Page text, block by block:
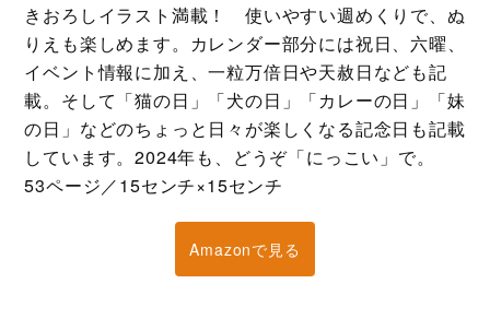
きおろしイラスト満載！ 使いやすい週めくりで、ぬ
りえも楽しめます。カレンダー部分には祝日、六曜、
イベント情報に加え、一粒万倍日や天赦日なども記
載。そして「猫の日」「犬の日」「カレーの日」「妹
の日」などのちょっと日々が楽しくなる記念日も記載
しています。2024年も、どうぞ「にっこい」で。
53ページ／15センチ×15センチ
Amazonで見る